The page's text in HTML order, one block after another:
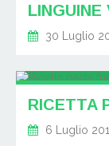
30 Luglio
RICETTA
6 Luglio